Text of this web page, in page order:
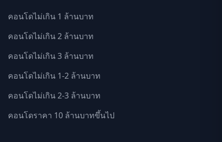
คอนโดไม่เกิน 1 ล้านบาท
คอนโดไม่เกิน 2 ล้านบาท
คอนโดไม่เกิน 3 ล้านบาท
คอนโดไม่เกิน 1-2 ล้านบาท
คอนโดไม่เกิน 2-3 ล้านบาท
คอนโดราคา 10 ล้านบาทขึ้นไป